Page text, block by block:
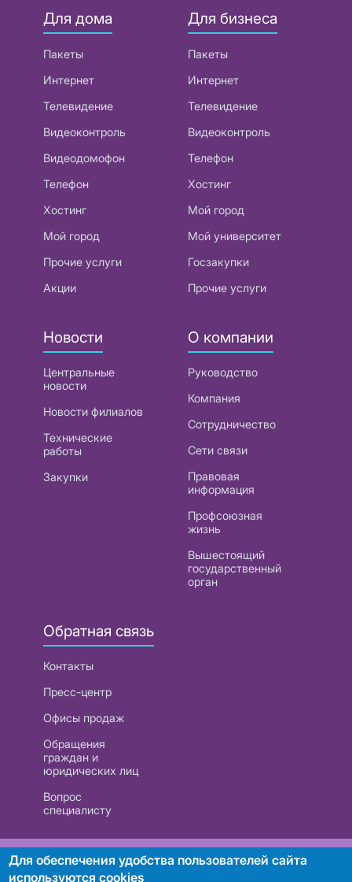
Для дома
Пакеты
Интернет
Телевидение
Видеоконтроль
Видеодомофон
Телефон
Хостинг
Мой город
Прочие услуги
Акции
Для бизнеса
Пакеты
Интернет
Телевидение
Видеоконтроль
Телефон
Хостинг
Мой город
Мой университет
Госзакупки
Прочие услуги
Новости
Центральные
новости
Новости филиалов
Технические
работы
Закупки
О компании
Руководство
Компания
Сотрудничество
Сети связи
Правовая
информация
Профсоюзная
жизнь
Вышестоящий
государственный
орган
Обратная связь
Контакты
Пресс-центр
Офисы продаж
Обращения
граждан и
юридических лиц
Вопрос
специалисту
РУП «Белтелеком». УНП 101007741
Для обеспечения удобства пользователей сайта
используются cookies